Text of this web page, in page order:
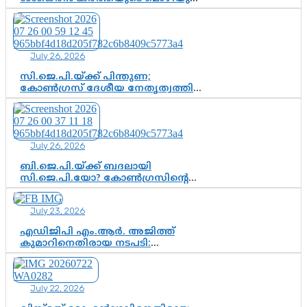
അടിസ്ഥാനത്തിൽ പിണറായി
വിജയനെ ചോദ്യം ചെയ്യുന്നതിൽ ഉടൻ
തീരുമാനം; വീണയ്‌ക്കെതിരെ
കൂടുതൽ തെളിവുകൾ പരിശോധിച്ച്
ഇഡി
July 26, 2026
സി.ജെ.പി.യ്ക്ക് പിന്തുണ;
കോൺഗ്രസ് ദേശീയ നേതൃത്വത്തിൽ
ആശങ്കയോ? പാർട്ടിക്കുള്ളിൽ
ഭിന്നാഭിപ്രായമെന്ന വിലയിരുത്തൽ
July 26, 2026
ബി.ജെ.പി.യ്ക്ക് ബദലായി
സി.ജെ.പി.യോ? കോൺഗ്രസിന്റെ
രാഷ്ട്രീയ ഇടം കൈവശപ്പെടുത്താൻ
സിജെപി ഉയർന്നുകഴിഞ്ഞോ?
ഇന്ത്യൻ രാഷ്ട്രീയത്തിലെ പുതിയ
വഴിത്തിരിവ്
July 23, 2026
എഡിജിപി എം.ആർ. അജിത്ത്
കുമാറിനെതിരായ നടപടി:
സസ്പെൻഷനിൽ ഒതുങ്ങുമോ,
അതോ കൂടുതൽ കടുത്ത
നടപടികളിലേക്കോ?
July 22, 2026